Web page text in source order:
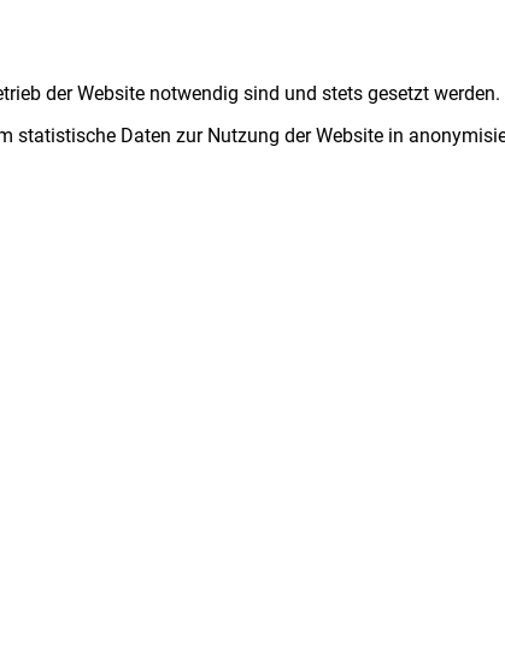
der Website notwendig sind und stets gesetzt werden.
statistische Daten zur Nutzung der Website in